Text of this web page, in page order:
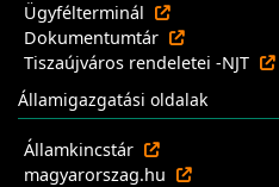
Ügyfélterminál
Dokumentumtár
Tiszaújváros rendeletei -NJT
Államigazgatási oldalak
Államkincstár
magyarorszag.hu